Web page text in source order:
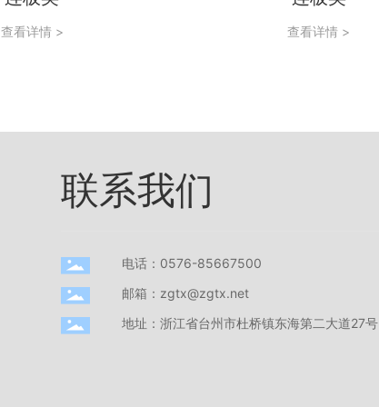
查看详情 > 查看详情 >
联系我们
电话：0576-85667500
邮箱：zgtx@zgtx.net
地址：浙江省台州市杜桥镇东海第二大道27号